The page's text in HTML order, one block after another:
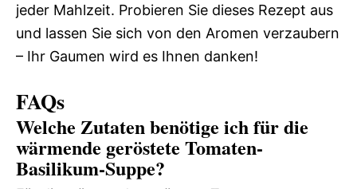
jeder Mahlzeit. Probieren Sie dieses Rezept aus
und lassen Sie sich von den Aromen verzaubern
– Ihr Gaumen wird es Ihnen danken!
FAQs
Welche Zutaten benötige ich für die
wärmende geröstete Tomaten-
Basilikum-Suppe?